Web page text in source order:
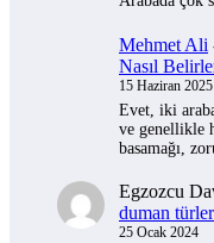
Mehmet Ali
Nasıl
15 Haziran 2025
Evet, iki
ve genellikle
basamağı,
Egzozcu
duman
25 Ocak 2024